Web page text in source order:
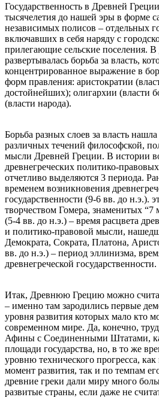
Государственность в Древней
тысячелетия до нашей эры в форме
независимых полисов – отдельных
включавших в себя наряду с
прилегающие сельские поселения. В
развертывалась борьба за власть,
концентрированное выражение в
форм правления: аристократии
достойнейших); олигархии (власти
(власти народа).
Борьба разных слоев за власть
различных течений философской,
мысли Древней Греции. В истории
древнегреческих политико-
отчетливо выделяются 3 периода.
временем возникновения
государственности (9-6 вв. до н.э.).
творчеством Гомера, знаменитых
(5-4 вв. до н.э.) – время расцвета
и политико-правовой мысли,
Демократа, Сократа, Платона,
вв. до н.э.) – период эллинизма,
древнегреческой государственности.
Итак, Древнюю Грецию можно
– именно там зародились первые
уровня развития которых мало кто
современном мире. Да, конечно,
Афины с Соединенными Штатами,
площади государства, но, в то же
уровню технического прогресса,
момент развития, так и по темпам
древние греки дали миру много
развитые страны, если даже не